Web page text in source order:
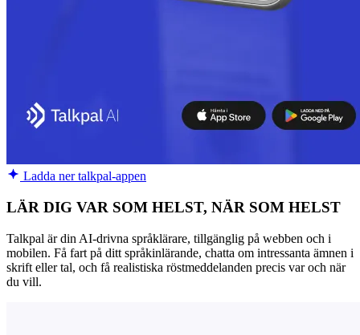
Ladda ner talkpal-appen
LÄR DIG VAR SOM HELST, NÄR SOM HELST
Talkpal är din AI-drivna språklärare, tillgänglig på webben och i
mobilen. Få fart på ditt språkinlärande, chatta om intressanta ämnen i
skrift eller tal, och få realistiska röstmeddelanden precis var och när
du vill.